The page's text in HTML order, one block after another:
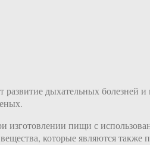
дыхательных
изготовлении пищи с
которые являются